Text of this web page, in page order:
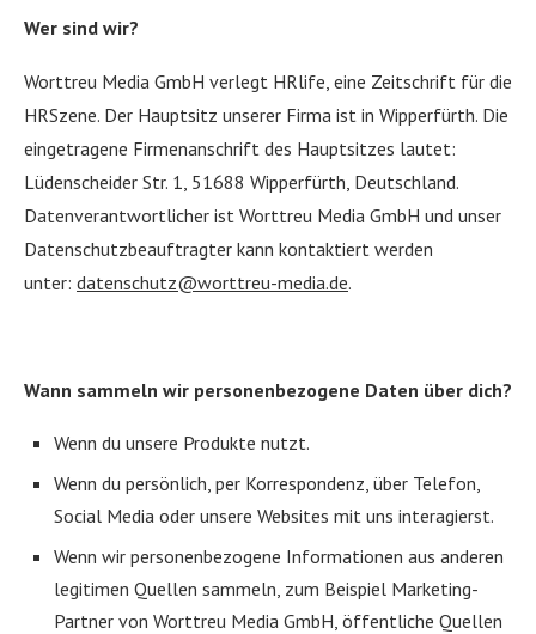
Wer sind wir?
Worttreu Media GmbH verlegt HRlife, eine Zeitschrift für die
HRSzene. Der Hauptsitz unserer Firma ist in Wipperfürth. Die
eingetragene Firmenanschrift des Hauptsitzes lautet:
Lüdenscheider Str. 1, 51688 Wipperfürth, Deutschland.
Datenverantwortlicher ist Worttreu Media GmbH und unser
Datenschutzbeauftragter kann kontaktiert werden
unter: datenschutz@worttreu-media.de.
Wann sammeln wir personenbezogene Daten über dich?
Wenn du unsere Produkte nutzt.
Wenn du persönlich, per Korrespondenz, über Telefon,
Social Media oder unsere Websites mit uns interagierst.
Wenn wir personenbezogene Informationen aus anderen
legitimen Quellen sammeln, zum Beispiel Marketing-
Partner von Worttreu Media GmbH, öffentliche Quellen